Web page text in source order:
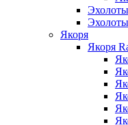
Якоря
Якоря